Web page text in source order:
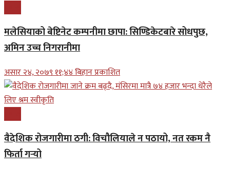
मलेसियाको बेष्टिनेट कम्पनीमा छापा: सिण्डिकेटबारे सोधपुछ,
अमिन उच्च निगरानीमा
असार २४, २०७९ ११;४४ बिहान प्रकाशित
वैदेशिक रोजगारीमा ठगी: विचौलियाले न पठायो, नत रकम नै
फिर्ता गर्‍यो